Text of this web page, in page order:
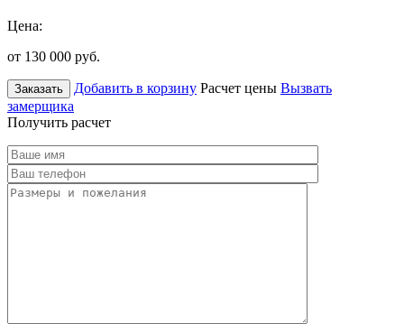
Цена:
от 130 000 руб.
Заказать Добавить в корзину Расчет цены Вызвать
замерщика
Получить расчет